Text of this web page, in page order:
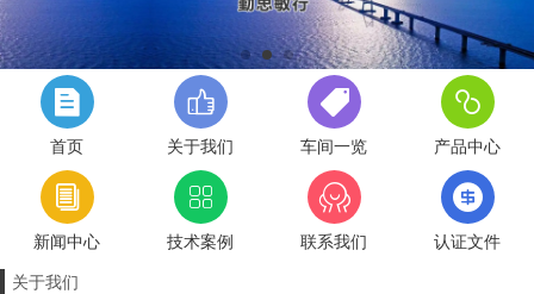
首页 关于我们 车间一览 产品中心
新闻中心 技术案例 联系我们 认证文件
关于我们